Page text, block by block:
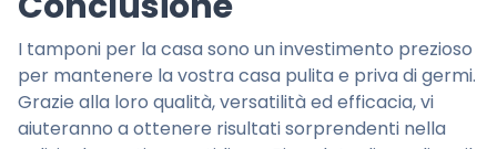
I tamponi per la casa sono un investimento prezioso
per mantenere la vostra casa pulita e priva di germi.
Grazie alla loro qualità, versatilità ed efficacia, vi
aiuteranno a ottenere risultati sorprendenti nella